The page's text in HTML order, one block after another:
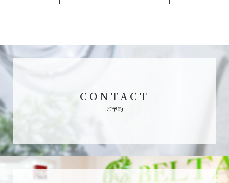
CONTACT
ご予約